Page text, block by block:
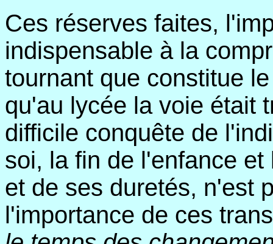
Ces réserves faites,
indispensable à la
tournant que constitue
qu'au lycée la voie était
difficile conquête de
soi, la fin de l'enfance
et de ses duretés, n'est
l'importance de ces